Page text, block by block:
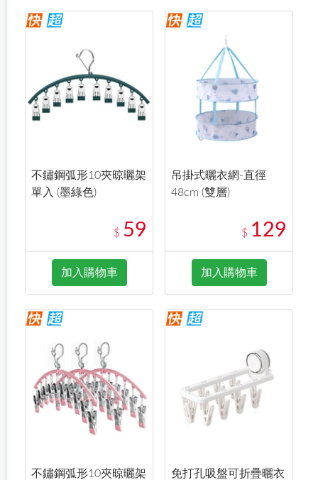
不鏽鋼弧形10夾晾曬架
單入 (墨綠色)
$ 59
加入購物車
吊掛式曬衣網-直徑
48cm (雙層)
$ 129
加入購物車
不鏽鋼弧形10夾晾曬架 免打孔吸盤可折疊曬衣